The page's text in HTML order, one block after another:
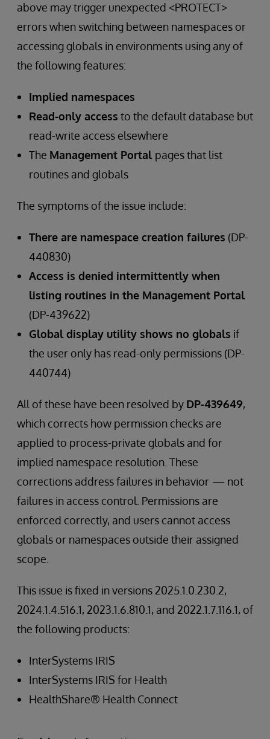
above may trigger unexpected <PROTECT>
errors when switching between namespaces or
accessing globals in environments using any of
the following features:
Implied namespaces
Read-only access to the default database but
read-write access elsewhere
The Management Portal pages that list
routines and globals
The symptoms of the issue include:
There are namespace creation failures (DP-
440830)
Access is denied intermittently when
listing routines in the Management Portal
(DP-439622)
Global display utility shows no globals if
the user only has read-only permissions (DP-
440744)
All of these have been resolved by DP-439649,
which corrects how permission checks are
applied to process-private globals and for
implied namespace resolution. These
corrections address failures in behavior — not
failures in access control. Permissions are
enforced correctly, and users cannot access
globals or namespaces outside their assigned
scope.
This issue is fixed in versions 2025.1.0.230.2,
2024.1.4.516.1, 2023.1.6.810.1, and 2022.1.7.116.1, of
the following products:
InterSystems IRIS
InterSystems IRIS for Health
HealthShare® Health Connect